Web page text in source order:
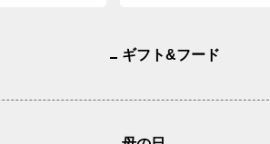
ギフト&フード